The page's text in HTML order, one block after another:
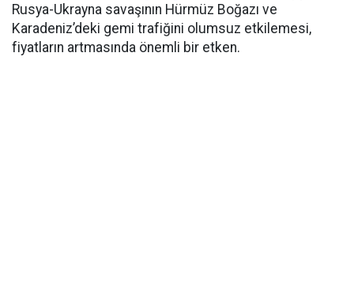
Rusya-Ukrayna savaşının Hürmüz Boğazı ve
Karadeniz’deki gemi trafiğini olumsuz etkilemesi,
fiyatların artmasında önemli bir etken.